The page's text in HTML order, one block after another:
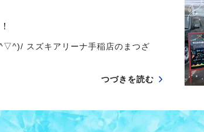
スズキアリーナ手稲店のまつざ
つづきを読む